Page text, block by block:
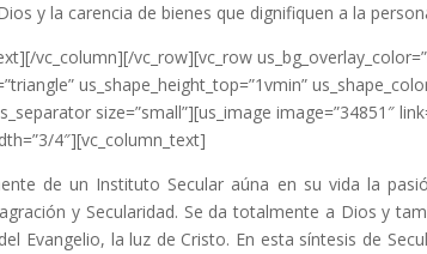
y la carencia de bienes que dignifiquen a la
vc_column][/vc_row][vc_row
us_shape_height_top=”1vmin”
size=”small”][us_image image=”34851″
4″][vc_column_text]
de un Instituto Secular aúna en su vida la
y Secularidad. Se da totalmente a Dios y
Evangelio, la luz de Cristo. En esta síntesis de